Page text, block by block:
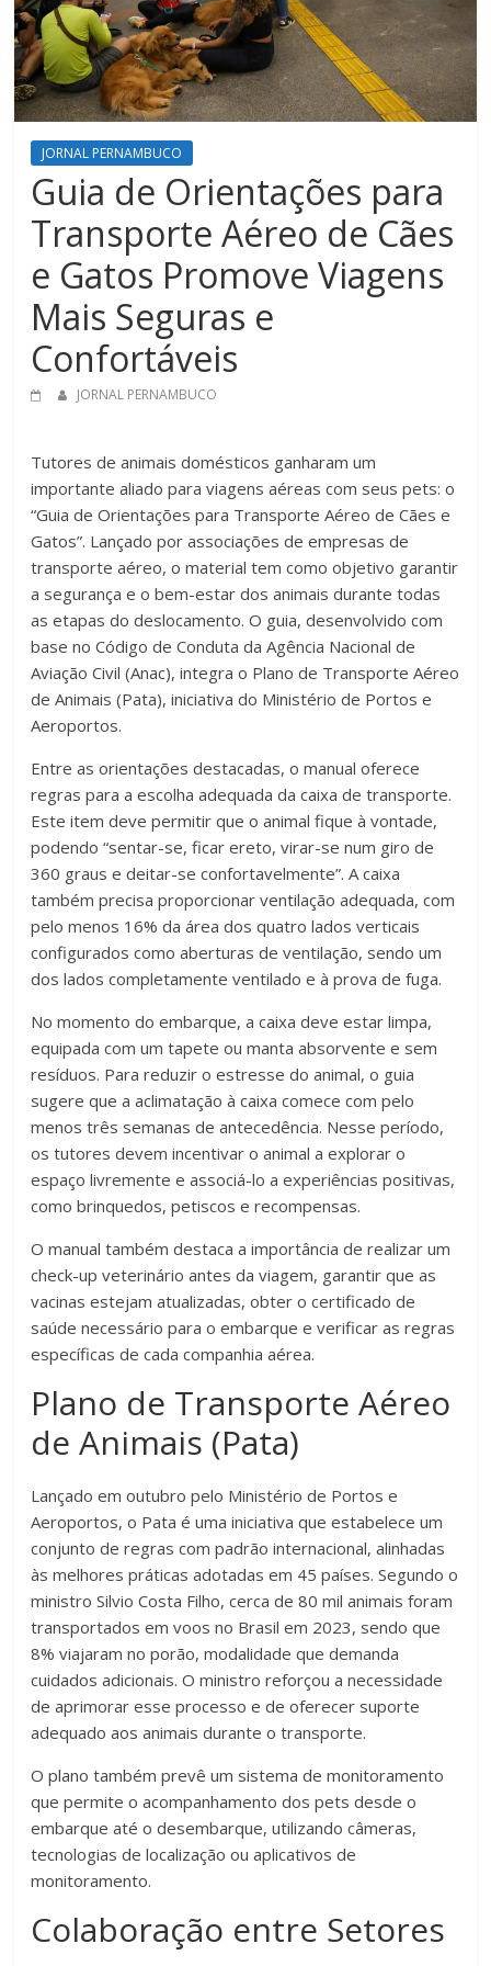
JORNAL PERNAMBUCO
Guia de Orientações para
Transporte Aéreo de Cães
e Gatos Promove Viagens
Mais Seguras e
Confortáveis
JORNAL PERNAMBUCO
Tutores de animais domésticos ganharam um
importante aliado para viagens aéreas com seus pets: o
“Guia de Orientações para Transporte Aéreo de Cães e
Gatos”. Lançado por associações de empresas de
transporte aéreo, o material tem como objetivo garantir
a segurança e o bem-estar dos animais durante todas
as etapas do deslocamento. O guia, desenvolvido com
base no Código de Conduta da Agência Nacional de
Aviação Civil (Anac), integra o Plano de Transporte Aéreo
de Animais (Pata), iniciativa do Ministério de Portos e
Aeroportos.
Entre as orientações destacadas, o manual oferece
regras para a escolha adequada da caixa de transporte.
Este item deve permitir que o animal fique à vontade,
podendo “sentar-se, ficar ereto, virar-se num giro de
360 graus e deitar-se confortavelmente”. A caixa
também precisa proporcionar ventilação adequada, com
pelo menos 16% da área dos quatro lados verticais
configurados como aberturas de ventilação, sendo um
dos lados completamente ventilado e à prova de fuga.
No momento do embarque, a caixa deve estar limpa,
equipada com um tapete ou manta absorvente e sem
resíduos. Para reduzir o estresse do animal, o guia
sugere que a aclimatação à caixa comece com pelo
menos três semanas de antecedência. Nesse período,
os tutores devem incentivar o animal a explorar o
espaço livremente e associá-lo a experiências positivas,
como brinquedos, petiscos e recompensas.
O manual também destaca a importância de realizar um
check-up veterinário antes da viagem, garantir que as
vacinas estejam atualizadas, obter o certificado de
saúde necessário para o embarque e verificar as regras
específicas de cada companhia aérea.
Plano de Transporte Aéreo
de Animais (Pata)
Lançado em outubro pelo Ministério de Portos e
Aeroportos, o Pata é uma iniciativa que estabelece um
conjunto de regras com padrão internacional, alinhadas
às melhores práticas adotadas em 45 países. Segundo o
ministro Silvio Costa Filho, cerca de 80 mil animais foram
transportados em voos no Brasil em 2023, sendo que
8% viajaram no porão, modalidade que demanda
cuidados adicionais. O ministro reforçou a necessidade
de aprimorar esse processo e de oferecer suporte
adequado aos animais durante o transporte.
O plano também prevê um sistema de monitoramento
que permite o acompanhamento dos pets desde o
embarque até o desembarque, utilizando câmeras,
tecnologias de localização ou aplicativos de
monitoramento.
Colaboração entre Setores